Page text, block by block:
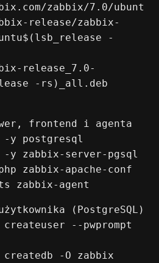
zabbix/7.0/ubunt
release/zabbix-
-
release_7.0-
-rs)_all.deb
frontend i agenta
y postgresql
zabbix-server-pgsql
zabbix-apache-conf
zabbix-agent
(PostgreSQL)
--pwprompt
-O zabbix